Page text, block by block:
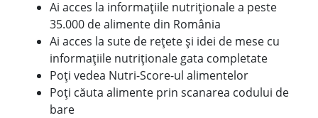
Ai acces la informațiile nutriționale a peste
35.000 de alimente din România
Ai acces la sute de rețete și idei de mese cu
informațiile nutriționale gata completate
Poți vedea Nutri-Score-ul alimentelor
Poți căuta alimente prin scanarea codului de
bare